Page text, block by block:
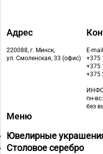
Адрес
220088, г. Минск,
ул. Смоленская, 33 (офис)
E-
+375
+375
+375
пн-
без
Меню
Ювелирные
Столовое серебро